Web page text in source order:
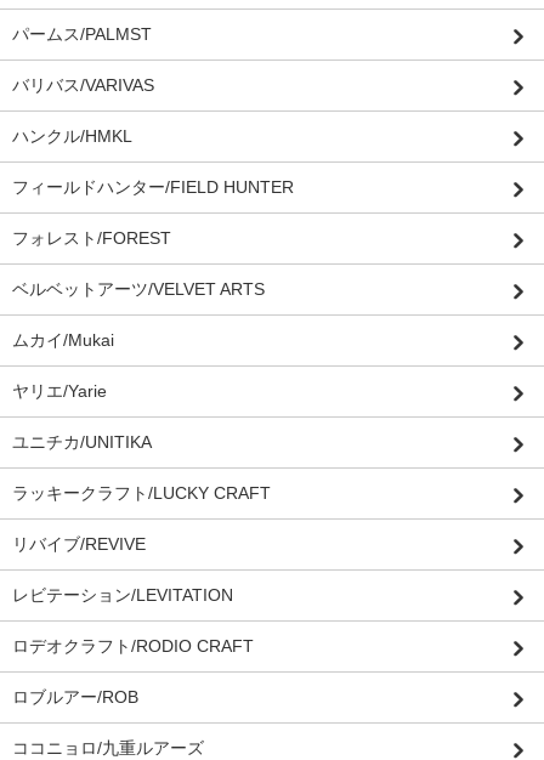
パームス/PALMST
バリバス/VARIVAS
ハンクル/HMKL
フィールドハンター/FIELD HUNTER
フォレスト/FOREST
ベルベットアーツ/VELVET ARTS
ムカイ/Mukai
ヤリエ/Yarie
ユニチカ/UNITIKA
ラッキークラフト/LUCKY CRAFT
リバイブ/REVIVE
レビテーション/LEVITATION
ロデオクラフト/RODIO CRAFT
ロブルアー/ROB
ココニョロ/九重ルアーズ